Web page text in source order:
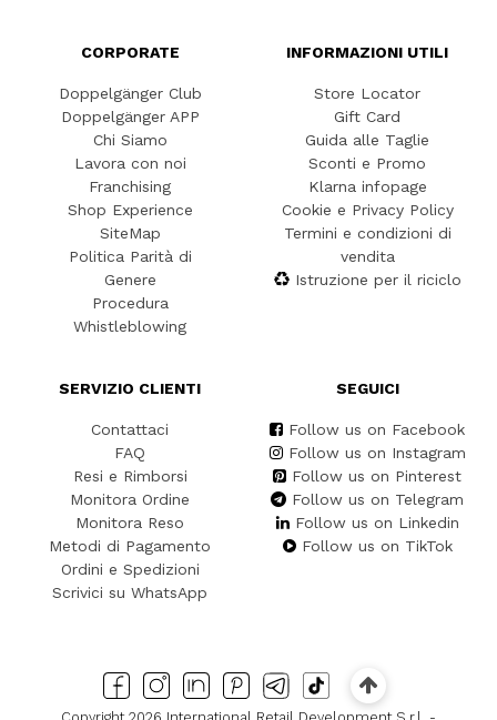
CORPORATE
Doppelgänger Club
Doppelgänger APP
Chi Siamo
Lavora con noi
Franchising
Shop Experience
SiteMap
Politica Parità di
Genere
Procedura
Whistleblowing
INFORMAZIONI UTILI
Store Locator
Gift Card
Guida alle Taglie
Sconti e Promo
Klarna infopage
Cookie e Privacy Policy
Termini e condizioni di
vendita
Istruzione per il riciclo
SERVIZIO CLIENTI
Contattaci
FAQ
Resi e Rimborsi
Monitora Ordine
Monitora Reso
Metodi di Pagamento
Ordini e Spedizioni
Scrivici su WhatsApp
SEGUICI
Follow us on Facebook
Follow us on Instagram
Follow us on Pinterest
Follow us on Telegram
Follow us on Linkedin
Follow us on TikTok